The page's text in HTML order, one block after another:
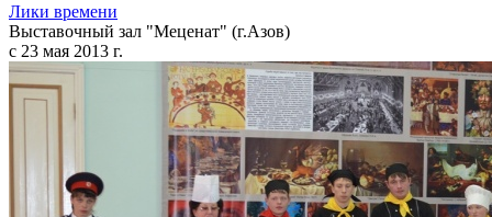
Лики времени
Выставочный зал "Меценат" (г.Азов)
с 23 мая 2013 г.